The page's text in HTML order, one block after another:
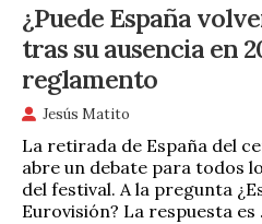
¿Puede España
tras su ausencia en
reglamento
Jesús Matito
La retirada de España del
abre un debate para todos
del festival. A la pregunta
Eurovisión? La respuesta es